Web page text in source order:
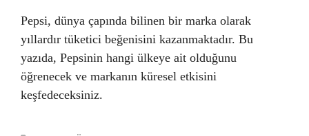
Pepsi, dünya çapında bilinen bir marka olarak
yıllardır tüketici beğenisini kazanmaktadır. Bu
yazıda, Pepsinin hangi ülkeye ait olduğunu
öğrenecek ve markanın küresel etkisini
keşfedeceksiniz.